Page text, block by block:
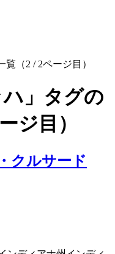
覧（2 / 2ページ目）
ハ」タグの
ジ目）
クルサード